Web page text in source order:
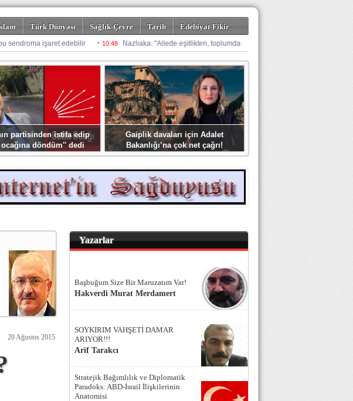
Türk Dünyası Sağlık-Çevre Tarih
Edebiyat-Fikir
partisinden istifa edip
döndüm'' dedi
Gaiplik davaları için Adalet
Bakanlığı’na çok net çağrı!
20 Ağustos 2015
Yazarlar
Başbuğum Size Bir Maruzatım Var!
Hakverdi Murat Merdamert
SOYKIRIM VAHŞETİ DAMAR
ARIYOR!!!
Arif Tarakcı
Stratejik Bağımlılık ve Diplomatik
Paradoks: ABD-İsrail İlişkilerinin
Anatomisi